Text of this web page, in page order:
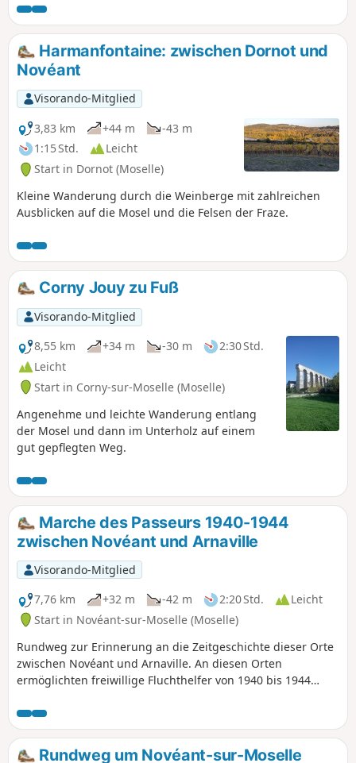
Harmanfontaine: zwischen Dornot und
Novéant
Visorando-Mitglied
3,83 km
+44 m
-43 m
1:15 Std.
Leicht
Start in Dornot (Moselle)
Kleine Wanderung durch die Weinberge mit zahlreichen
Ausblicken auf die Mosel und die Felsen der Fraze.
Corny Jouy zu Fuß
Visorando-Mitglied
8,55 km
+34 m -30 m
2:30 Std.
Leicht
Start in Corny-sur-Moselle (Moselle)
Angenehme und leichte Wanderung entlang
der Mosel und dann im Unterholz auf einem
gut gepflegten Weg.
Marche des Passeurs 1940-1944
zwischen Novéant und Arnaville
Visorando-Mitglied
7,76 km
+32 m -42 m 2:20 Std.
Leicht
Start in Novéant-sur-Moselle (Moselle)
Rundweg zur Erinnerung an die Zeitgeschichte dieser Orte
zwischen Novéant und Arnaville. An diesen Orten
ermöglichten freiwillige Fluchthelfer von 1940 bis 1944
wiederzuerlangen und den Kampf für die Befreiung ihres
geschundenen Vaterlandes wieder aufzunehmen.
Rundweg um Novéant-sur-Moselle